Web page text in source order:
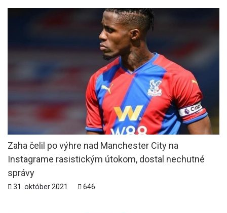
Zaha čelil po výhre nad Manchester City na
Instagrame rasistickým útokom, dostal nechutné
správy
31. október 2021 646